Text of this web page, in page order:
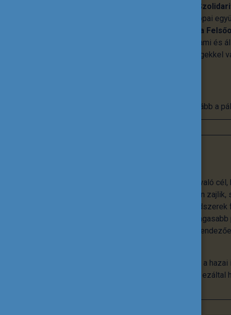
Európai
Ezek mellett koordinálja a közép-európai
Diaszpóra
és számos állami és
valamint határon túli magyar közösségekkel
Tovább a
A nemzetköziesítés nem önmagáért való
nemzetköziesítés az intézményekben
tananyagok, innovatív pedagógiai
különböző rangsorokon való minél
intézmény életének, hanem egyfajta
A Tempus Közalapítvány abban segíti a
szintre emeljék a nemzetköziesítést,